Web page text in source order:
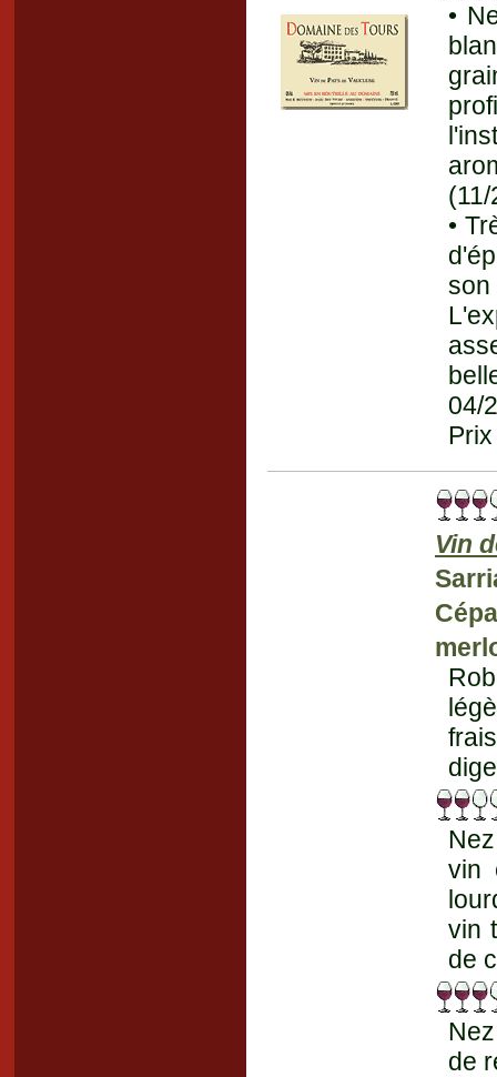
•
•
04/
Vin
vin
vin
de
de